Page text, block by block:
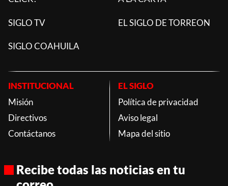
SIGLO TV EL SIGLO DE TORREON
SIGLO COAHUILA
INSTITUCIONAL
Misión
Directivos
Contáctanos
EL SIGLO
Política de privacidad
Aviso legal
Mapa del sitio
Recibe todas las noticias en tu